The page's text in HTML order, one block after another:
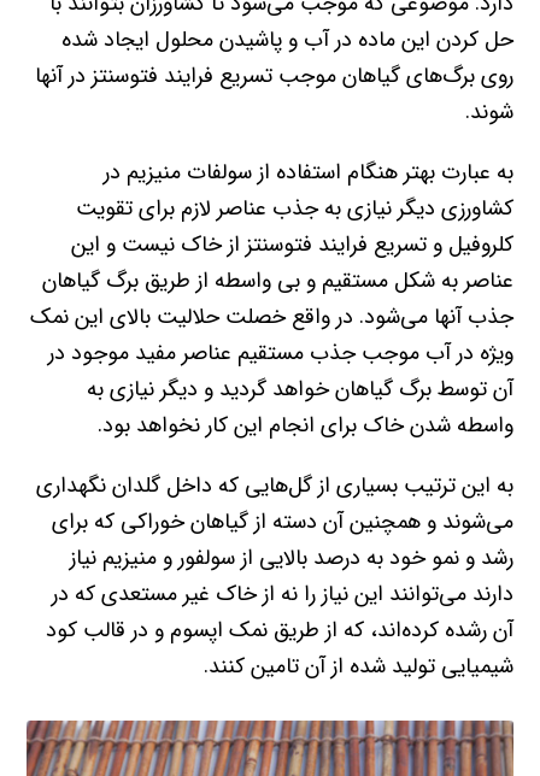
حل کردن این ماده در آب و پاشیدن محلول ایجاد شده
روی برگ‌های گیاهان موجب تسریع فرایند فتوسنتز در آنها
شوند.
به عبارت بهتر هنگام استفاده از سولفات منیزیم در
کشاورزی دیگر نیازی به جذب عناصر لازم برای تقویت
کلروفیل و تسریع فرایند فتوسنتز از خاک نیست و این
عناصر به شکل مستقیم و بی واسطه از طریق برگ گیاهان
جذب آنها می‌شود. در واقع خصلت حلالیت بالای این نمک
ویژه در آب موجب جذب مستقیم عناصر مفید موجود در
آن توسط برگ گیاهان خواهد گردید و دیگر نیازی به
واسطه شدن خاک برای انجام این کار نخواهد بود.
به این ترتیب بسیاری از گل‌هایی که داخل گلدان نگهداری
می‌شوند و همچنین آن دسته از گیاهان خوراکی که برای
رشد و نمو خود به درصد بالایی از سولفور و منیزیم نیاز
دارند می‌توانند این نیاز را نه از خاک غیر مستعدی که در
آن رشده کرده‌اند، که از طریق نمک اپسوم و در قالب کود
شیمیایی تولید شده از آن تامین کنند.